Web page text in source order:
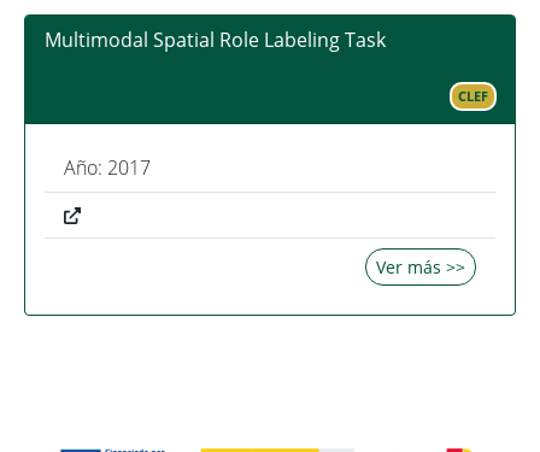
Multimodal Spatial Role Labeling Task
CLEF
Año: 2017
Ver más >>